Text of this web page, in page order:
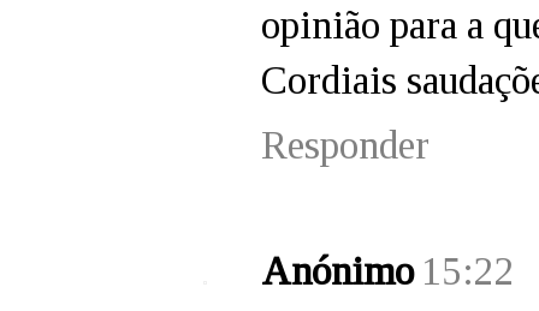
opinião para a
Cordiais
Responder
Anónimo 15:22